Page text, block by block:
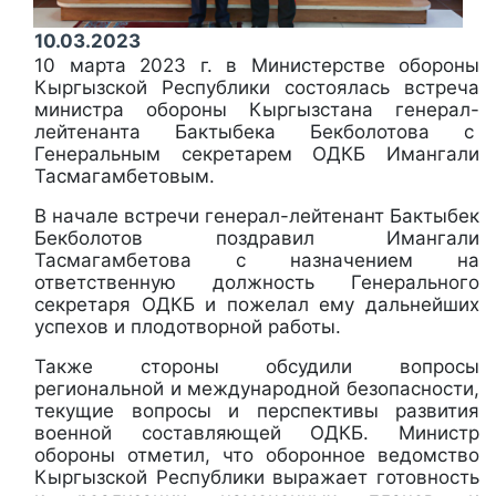
10.03.2023
10 марта 2023 г. в Министерстве обороны
Кыргызской Республики состоялась встреча
министра обороны Кыргызстана генерал-
лейтенанта Бактыбека Бекболотова с
Генеральным секретарем ОДКБ Имангали
Тасмагамбетовым.
В начале встречи генерал-лейтенант Бактыбек
Бекболотов поздравил Имангали
Тасмагамбетова с назначением на
ответственную должность Генерального
секретаря ОДКБ и пожелал ему дальнейших
успехов и плодотворной работы.
Также стороны обсудили вопросы
региональной и международной безопасности,
текущие вопросы и перспективы развития
военной составляющей ОДКБ. Министр
обороны отметил, что оборонное ведомство
Кыргызской Республики выражает готовность